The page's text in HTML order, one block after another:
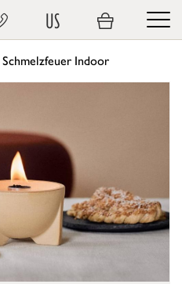
US
Schmelzfeuer Indoor